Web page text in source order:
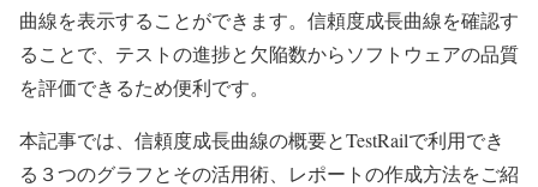
曲線を表示することができます。信頼度成長曲線を確認す
ることで、テストの進捗と欠陥数からソフトウェアの品質
を評価できるため便利です。
本記事では、信頼度成長曲線の概要とTestRailで利用でき
る３つのグラフとその活用術、レポートの作成方法をご紹